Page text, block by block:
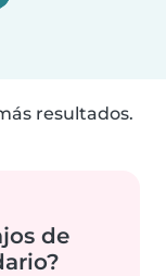
resultados.
de